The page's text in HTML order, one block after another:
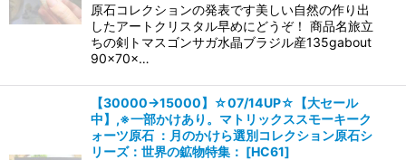
原石コレクションの発表です美しい自然の作り出
したアートクリスタル早めにどうぞ！ 商品名旅立
ちの剣トマスゴンサガ水晶ブラジル産135gabout
90×70×…
【30000→15000】☆07/14UP☆【大セール
中】,※一部かけあり。マトリックススモーキーク
ォーツ原石 ：月のかけら選別コレクション原石シ
リーズ：世界の鉱物特集： [HC61]